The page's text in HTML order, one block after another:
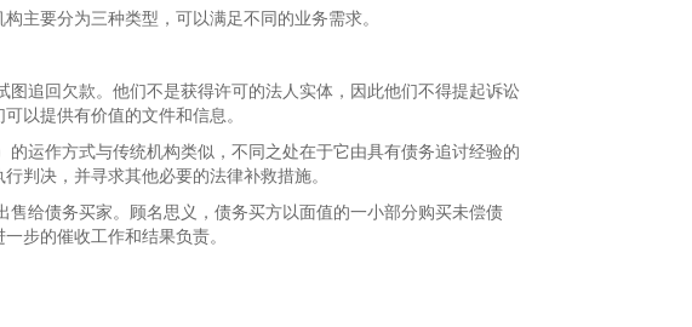
主要分为三种类型，可以满足不同的业务需求。
追回欠款。他们不是获得许可的法人实体，因此他们不得提起诉讼
以提供有价值的文件和信息。
运作方式与传统机构类似，不同之处在于它由具有债务追讨经验的
判决，并寻求其他必要的法律补救措施。
给债务买家。顾名思义，债务买方以面值的一小部分购买未偿债
步的催收工作和结果负责。